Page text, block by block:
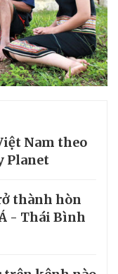
Nam theo
Planet
thành hòn
- Thái Bình